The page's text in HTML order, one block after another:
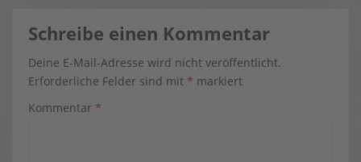
Schreibe einen Kommentar
Deine E-Mail-Adresse wird nicht veröffentlicht.
Erforderliche Felder sind mit * markiert
Kommentar *